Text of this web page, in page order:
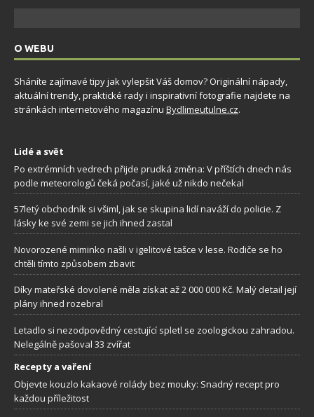
O WEBU
Sháníte zajímavé tipy jak vylepšit Váš domov? Originální nápady,
aktuální trendy, praktické rady i inspirativní fotografie najdete na
stránkách internetového magazínu Bydlimeutulne.cz.
Lidé a svět
Po extrémních vedrech přijde prudká změna: V příštích dnech nás
podle meteorologů čeká počasí, jaké už nikdo nečekal
57letý obchodník si všiml, jak se skupina lidí naváží do policie. Z
lásky ke své zemi se jich ihned zastal
Novorozené miminko našli v igelitové tašce v lese. Rodiče se ho
chtěli tímto způsobem zbavit
Díky mateřské dovolené měla získat až 2 000 000 Kč. Malý detail její
plány ihned rozebral
Letadlo si nezodpovědný cestující spletl se zoologickou zahradou.
Nelegálně pašoval 33 zvířat
Recepty a vaření
Objevte kouzlo kakaové rolády bez mouky: Snadný recept pro
každou příležitost